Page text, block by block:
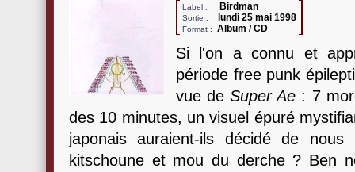
Label : Birdman
Sortie : lundi 25 mai 1998
Format : Album / CD
Si l'on a connu et
période free punk
vue deSuper Ae : 7
des 10 minutes, un visuel épuré
japonais auraient-ils décidé de
kitschoune et mou du derche ? Ben